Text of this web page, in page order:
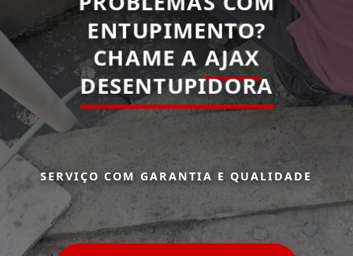
ENTUPIMENTO?
CHAME A AJAX
DESENTUPIDORA
SERVIÇO COM GARANTIA E QUALIDADE